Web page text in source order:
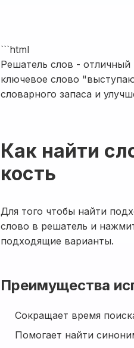
```html
Решатель слов -
ключевое слово
словарного запаса и
Как найти
кость
Для того чтобы найти
слово в решатель и
подходящие варианты.
Преимущества
Сокращает время
Помогает найти